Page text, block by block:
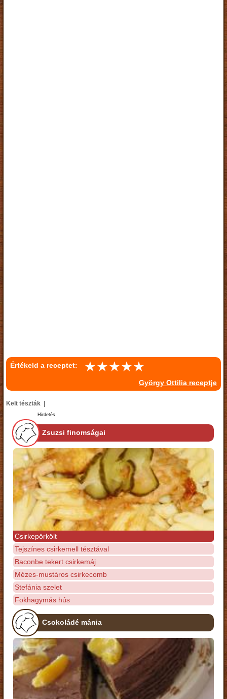
Értékeld a receptet:
György Ottilia receptje
Kelt tészták |
Hirdetés
Zsuzsi finomságai
Csirkepörkölt
Tejszínes csirkemell tésztával
Baconbe tekert csirkemáj
Mézes-mustáros csirkecomb
Stefánia szelet
Fokhagymás hús
Csokoládé mánia